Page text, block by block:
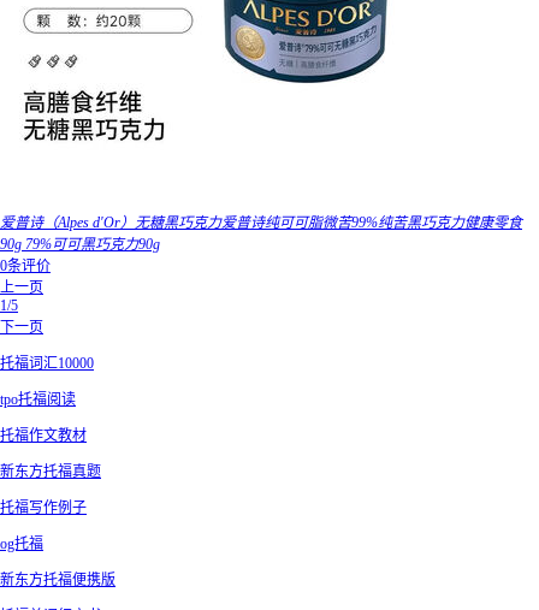
爱普诗（Alpes d'Or）无糖黑巧克力爱普诗纯可可脂微苦99%纯苦黑巧克力健康零食
90g 79%可可黑巧克力90g
0条评价
上一页
1/5
下一页
托福词汇10000
tpo托福阅读
托福作文教材
新东方托福真题
托福写作例子
og托福
新东方托福便携版